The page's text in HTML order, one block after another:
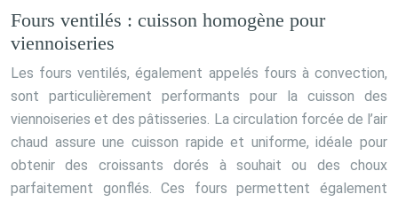
Fours ventilés : cuisson homogène pour
viennoiseries
Les fours ventilés, également appelés fours à convection,
sont particulièrement performants pour la cuisson des
viennoiseries et des pâtisseries. La circulation forcée de l’air
chaud assure une cuisson rapide et uniforme, idéale pour
obtenir des croissants dorés à souhait ou des choux
parfaitement gonflés. Ces fours permettent également